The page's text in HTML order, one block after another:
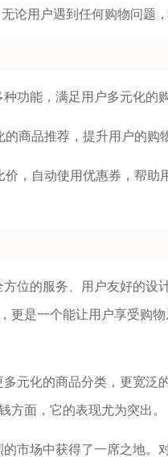
论用户遇到任何购物问题
功能，满足用户多元化的
商品推荐，提升用户的购
，自动使用优惠券，帮助
位的服务、用户友好的设
更是一个能让用户享受购
元化的商品分类，更宽泛
方面，它的表现尤为突出。
市场中获得了一席之地。